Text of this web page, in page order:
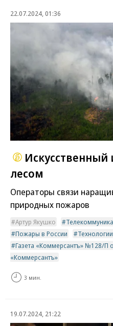
22.07.2024, 01:36
Искусственный
лесом
Операторы связи
природных пожаров
Артур Якушко
Пожары в России
Технологии
Газета «Коммерсантъ» №128/П
«Коммерсантъ»
3 мин.
19.07.2024, 21:22